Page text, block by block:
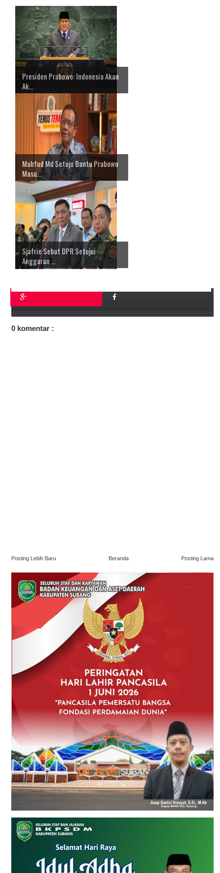
Presiden Prabowo: Indonesia Akan
Ak...
Mahfud Md Setuju Bantu Prabowo
Masu...
Sjafrie Sebut DPR Setujui
Anggaran ...
0 komentar :
Posting Lebih Baru Posting Lama
Beranda